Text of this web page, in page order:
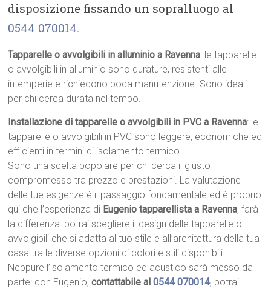
disposizione fissando un sopralluogo al
0544 070014.
Tapparelle o avvolgibili in alluminio a Ravenna: le tapparelle
o avvolgibili in alluminio sono durature, resistenti alle
intemperie e richiedono poca manutenzione. Sono ideali
per chi cerca durata nel tempo.
Installazione di tapparelle o avvolgibili in PVC a Ravenna: le
tapparelle o avvolgibili in PVC sono leggere, economiche ed
efficienti in termini di isolamento termico.
Sono una scelta popolare per chi cerca il giusto
compromesso tra prezzo e prestazioni. La valutazione
delle tue esigenze è il passaggio fondamentale ed è proprio
qui che l’esperienza di Eugenio tapparellista a Ravenna, farà
la differenza: potrai scegliere il design delle tapparelle o
avvolgibili che si adatta al tuo stile e all’architettura della tua
casa tra le diverse opzioni di colori e stili disponibili.
Neppure l’isolamento termico ed acustico sarà messo da
parte: con Eugenio,contattabile al0544 070014, potrai